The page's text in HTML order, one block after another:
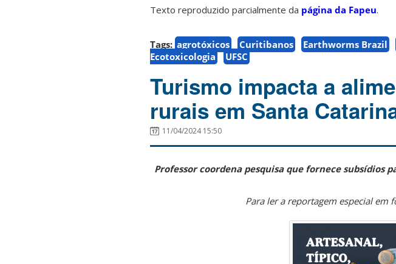
Texto reproduzido parcialmente da página da Fapeu.
Tags: agrotóxicos Curitibanos Earthworms Brazil
Ecotoxicologia
UFSC
Turismo impacta a
rurais em Santa
11/04/2024 15:50
Professor coordena pesquisa que fornece subsídios
Para ler a reportagem especial